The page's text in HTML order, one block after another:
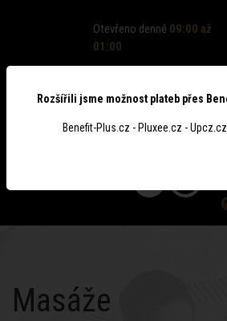
Otevřeno denně 09:00 až
01:00
Masáže
Rozšířili jsme možnost plateb přes
Benefit-Plus.cz - Pluxee.cz -